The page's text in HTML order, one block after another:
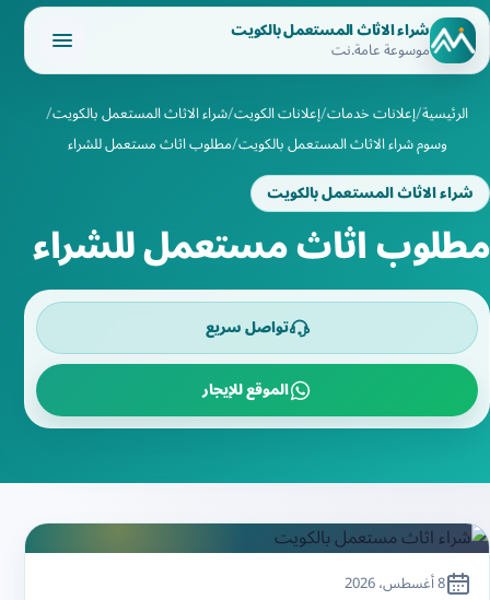
شراء الاثاث المستعمل بالكويت
موسوعة عامة.نت
الرئيسية إعلانات خدمات إعلانات الكويت شراء الاثاث المستعمل بالكويت
وسوم شراء الاثاث المستعمل بالكويت مطلوب اثاث مستعمل للشراء
شراء الاثاث المستعمل بالكويت
مطلوب اثاث مستعمل للشراء
تواصل سريع
الموقع للإيجار
8 أغسطس، 2026